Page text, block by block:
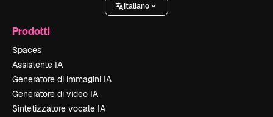
Italiano
Prodotti
Spaces
Assistente IA
Generatore di immagini IA
Generatore di video IA
Sintetizzatore vocale IA